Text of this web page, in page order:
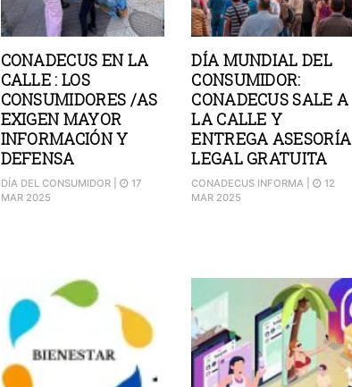
CONADECUS EN LA
CALLE : LOS
CONSUMIDORES /AS
EXIGEN MAYOR
INFORMACIÓN Y
DEFENSA
DÍA DEL CONSUMIDOR|
17
MAR 2025
DÍA MUNDIAL DEL
CONSUMIDOR:
CONADECUS SALE A
LA CALLE Y
ENTREGA ASESORÍA
LEGAL GRATUITA
CONADECUS INFORMA |
12
MAR 2025